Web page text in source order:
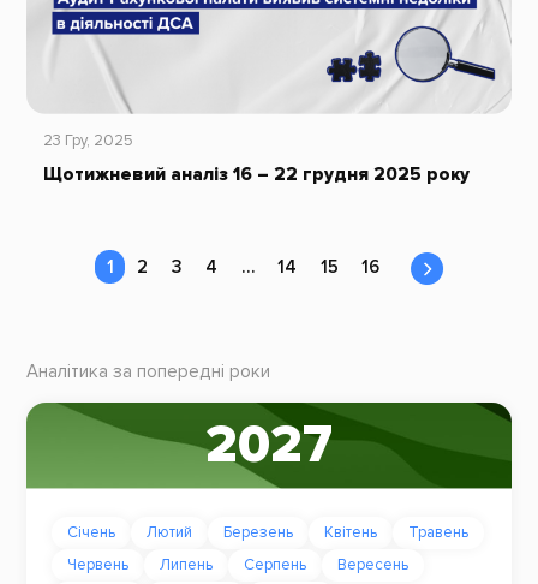
23 Гру, 2025
Щотижневий аналіз 16 – 22 грудня 2025 року
1 2 3 4 … 14 15 16
Аналітика за попередні роки
2027
Січень Лютий Березень Квітень
Травень
Червень
Липень Серпень
Вересень